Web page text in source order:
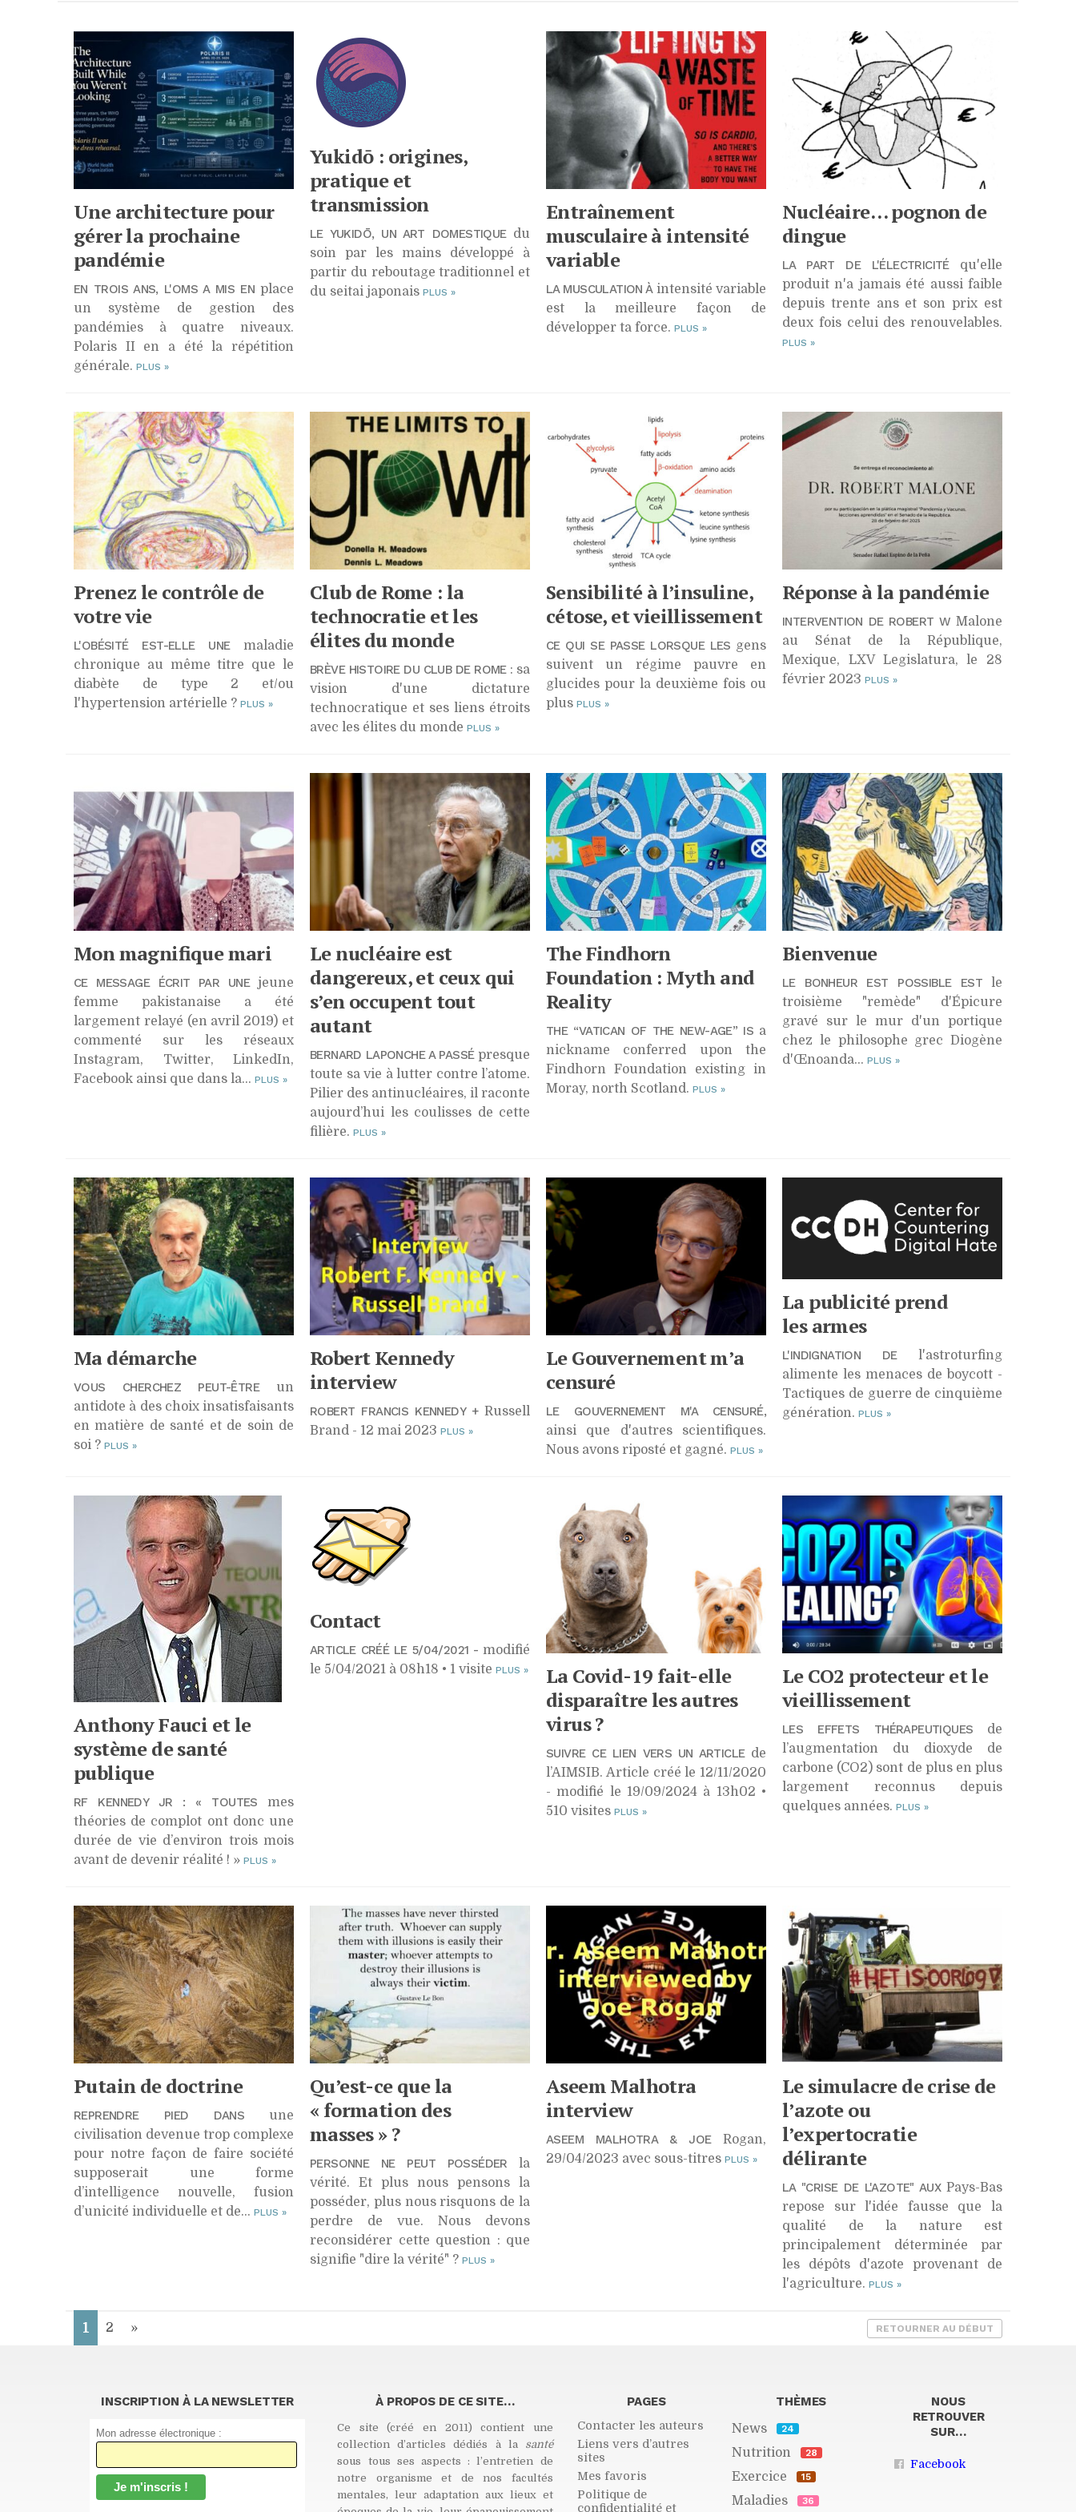
Maladies
endocriniennes
Maladies
infectieuses
Citoyenneté
Éthique
Bienveillance
New Age
Nucléaire
Propagande
Géoolitique
Une architecture pour
gérer la prochaine
pandémie
EN TROIS ANS, L'OMS A MIS EN place
un système de gestion des
pandémies à quatre niveaux.
Polaris II en a été la répétition
générale. PLUS »
Yukidō : origines,
pratique et
transmission
LE YUKIDŌ, UN ART DOMESTIQUEdu
soin par les mains développé à
partir du reboutage traditionnel et
du seitai japonais PLUS »
Entraînement
musculaire à intensité
variable
LA MUSCULATION Àintensité variable
est la meilleure façon de
développer ta force. PLUS »
Nucléaire… pognon de
dingue
LA PART DE L'ÉLECTRICITÉqu'elle
produit n'a jamais été aussi faible
depuis trente ans et son prix est
deux fois celui des renouvelables.
PLUS »
Prenez le contrôle de
votre vie
L'OBÉSITÉ EST-ELLE UNEmaladie
chronique au même titre que le
diabète de type 2 et/ou
l'hypertension artérielle ? PLUS »
Club de Rome : la
technocratie et les
élites du monde
BRÈVE HISTOIRE DU CLUB DE ROME: sa
vision d'une dictature
technocratique et ses liens étroits
avec les élites du monde PLUS »
Sensibilité à l’insuline,
cétose, et vieillissement
CE QUI SE PASSE LORSQUE LES gens
suivent un régime pauvre en
glucides pour la deuxième fois ou
plus PLUS »
Réponse à la pandémie
INTERVENTION DE ROBERT W Malone
au Sénat de la République,
Mexique, LXV Legislatura, le 28
février 2023 PLUS »
Mon magnifique mari
CE MESSAGE ÉCRIT PAR UNEjeune
femme pakistanaise a été
largement relayé (en avril 2019) et
commenté sur les réseaux
Instagram, Twitter, LinkedIn,
Facebook ainsi que dans la... PLUS »
Le nucléaire est
dangereux, et ceux qui
s’en occupent tout
autant
BERNARD LAPONCHE A PASSÉpresque
toute sa vie à lutter contre l’atome.
Pilier des antinucléaires, il raconte
aujourd’hui les coulisses de cette
filière. PLUS »
The Findhorn
Foundation : Myth and
Reality
THE “VATICAN OF THE NEW-AGE” IS a
nickname conferred upon the
Findhorn Foundation existing in
Moray, north Scotland. PLUS »
Bienvenue
LE BONHEUR EST POSSIBLE ESTle
troisième "remède" d'Épicure
gravé sur le mur d'un portique
chez le philosophe grec Diogène
d'Œnoanda… PLUS »
Ma démarche
VOUS CHERCHEZ PEUT-ÊTREun
antidote à des choix insatisfaisants
en matière de santé et de soin de
soi ? PLUS »
Robert Kennedy
interview
ROBERT FRANCIS KENNEDY +Russell
Brand - 12 mai 2023 PLUS »
Le Gouvernement m’a
censuré
LE GOUVERNEMENT M'A CENSURÉ,
ainsi que d'autres scientifiques.
Nous avons riposté et gagné. PLUS »
La publicité prend
les armes
L'INDIGNATION DEl'astroturfing
alimente les menaces de boycott -
Tactiques de guerre de cinquième
génération. PLUS »
Anthony Fauci et le
système de santé
publique
RF KENNEDY JR : « TOUTES mes
théories de complot ont donc une
durée de vie d’environ trois mois
avant de devenir réalité ! » PLUS »
Contact
ARTICLE CRÉÉ LE 5/04/2021 - modifié
le 5/04/2021 à 08h18 • 1 visite PLUS »
La Covid-19 fait-elle
disparaître les autres
virus ?
SUIVRE CE LIEN VERS UN ARTICLEde
l’AIMSIB. Article créé le 12/11/2020
- modifié le 19/09/2024 à 13h02 •
510 visites PLUS »
LeCO2 protecteur et le
vieillissement
LES EFFETS THÉRAPEUTIQUES de
l’augmentation du dioxyde de
carbone (CO2) sont de plus en plus
largement reconnus depuis
quelques années. PLUS »
Putain de doctrine
REPRENDRE PIED DANS une
civilisation devenue trop complexe
pour notre façon de faire société
supposerait une forme
d’intelligence nouvelle, fusion
d’unicité individuelle et de... PLUS »
Qu’est-ce que la
« formation des
masses » ?
PERSONNE NE PEUT POSSÉDER la
vérité. Et plus nous pensons la
posséder, plus nous risquons de la
perdre de vue. Nous devons
reconsidérer cette question : que
signifie "dire la vérité" ? PLUS »
Aseem Malhotra
interview
ASEEM MALHOTRA & JOERogan,
29/04/2023 avec sous-titres PLUS »
Le simulacre de crise de
l’azote ou
l’expertocratie
délirante
LA "CRISE DE L'AZOTE" AUXPays-Bas
repose sur l'idée fausse que la
qualité de la nature est
principalement déterminée par
les dépôts d'azote provenant de
l'agriculture. PLUS »
1 2 » RETOURNER AU DÉBUT
INSCRIPTION À LA NEWSLETTER
Mon adresse électronique :
À PROPOS DE CE SITE…
Ce site (créé en 2011) contient une
collection d’articles dédiés à la santé
sous tous ses aspects : l’entretien de
notre organisme et de nos facultés
mentales, leur adaptation aux lieux et
PAGES
Contacter les auteurs
Liens vers d’autres
sites
Mes favoris
Politique de
confidentialité et
THÈMES
News
24
Nutrition 28
Exercice 15
Maladies 36
NOUS
RETROUVER
SUR…
Facebook